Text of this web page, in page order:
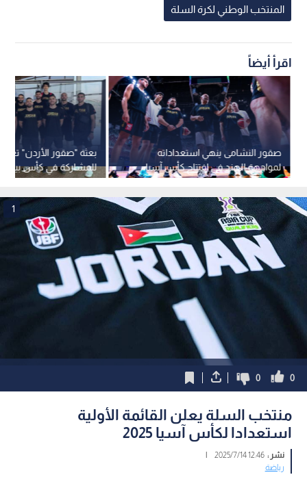
المنتخب الوطني لكرة السلة
اقرأ أيضاً
بعثة "صقور الأردن"
للمشاركة في كأس بيروت
لكرة السلة
صقور النشامى ينهي استعداداته
لمواجهة الهند في افتتاح كأس آسيا
لكرة السلة
1
0
0
منتخب السلة يعلن القائمة الأولية
استعدادا لكأس آسيا 2025
نشر :12:46 2025/7/14
|
رياضة